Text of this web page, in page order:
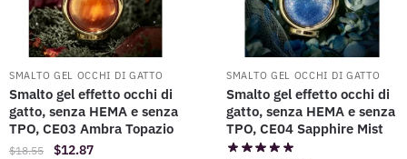
SMALTO GEL OCCHI DI GATTO
Smalto gel effetto occhi di
gatto, senza HEMA e senza
TPO, CE03 Ambra Topazio
$18.55 $12.87
SMALTO GEL OCCHI DI GATTO
Smalto gel effetto occhi di
gatto, senza HEMA e senza
TPO, CE04 Sapphire Mist